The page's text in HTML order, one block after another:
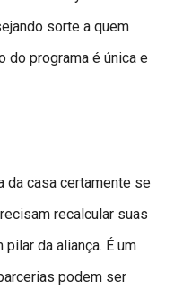
sorte a quem
do programa é única e
da casa certamente se
recalcular suas
da aliança. É um
podem ser